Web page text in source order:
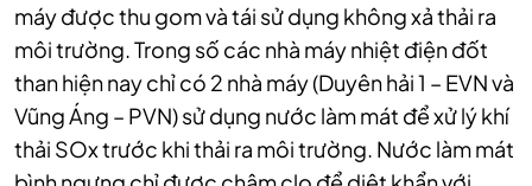
máy được thu gom và tái sử dụng không xả thải ra
môi trường. Trong số các nhà máy nhiệt điện đốt
than hiện nay chỉ có 2 nhà máy (Duyên hải 1 – EVN và
Vũng Áng – PVN) sử dụng nước làm mát để xử lý khí
thải SOx trước khi thải ra môi trường. Nước làm mát